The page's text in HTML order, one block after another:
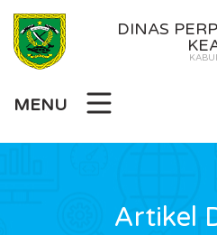
DINAS
MENU
Artikel